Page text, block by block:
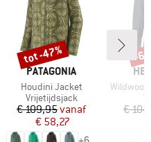
MERK
PATAGONIA
Artikel
Houdini Jacket
Productgroep
Vrijetijdsjack
Prijs
€ 109,95Verlaagde prijs
vanaf
€ 58,27
Korting
tot -47%
Artikel
€
-